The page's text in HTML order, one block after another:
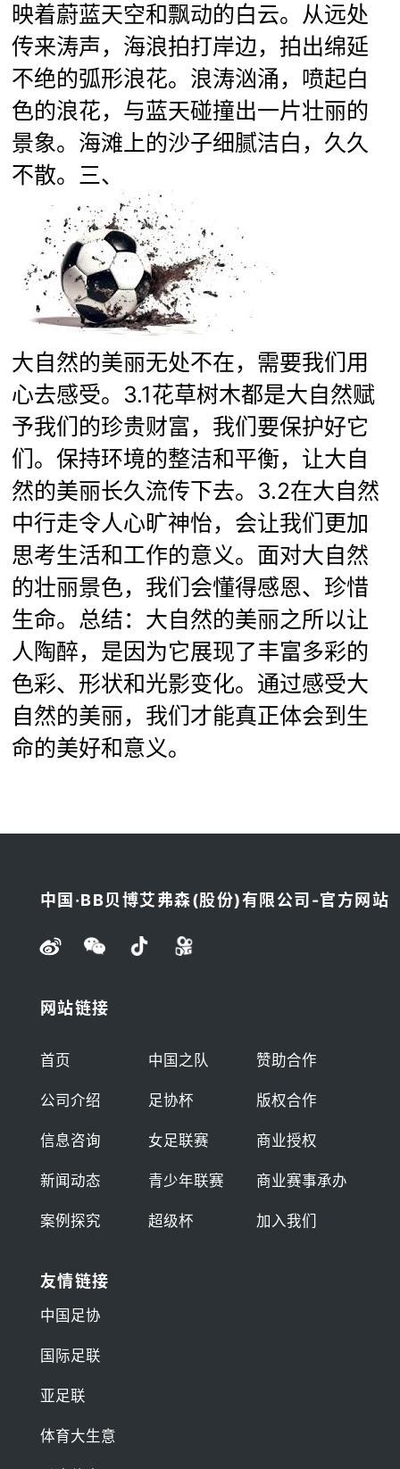
映着蔚蓝天空和飘动的白云。从远处
传来涛声，海浪拍打岸边，拍出绵延
不绝的弧形浪花。浪涛汹涌，喷起白
色的浪花，与蓝天碰撞出一片壮丽的
景象。海滩上的沙子细腻洁白，久久
不散。三、
大自然的美丽无处不在，需要我们用
心去感受。3.1花草树木都是大自然赋
予我们的珍贵财富，我们要保护好它
们。保持环境的整洁和平衡，让大自
然的美丽长久流传下去。3.2在大自然
中行走令人心旷神怡，会让我们更加
思考生活和工作的意义。面对大自然
的壮丽景色，我们会懂得感恩、珍惜
生命。总结：大自然的美丽之所以让
人陶醉，是因为它展现了丰富多彩的
色彩、形状和光影变化。通过感受大
自然的美丽，我们才能真正体会到生
命的美好和意义。
中国·BB贝博艾弗森(股份)有限公司-官方网站
网站链接
首页 中国之队 赞助合作
公司介绍 足协杯 版权合作
信息咨询 女足联赛 商业授权
新闻动态 青少年联赛 商业赛事承办
案例探究 超级杯 加入我们
友情链接
中国足协
国际足联
亚足联
体育大生意